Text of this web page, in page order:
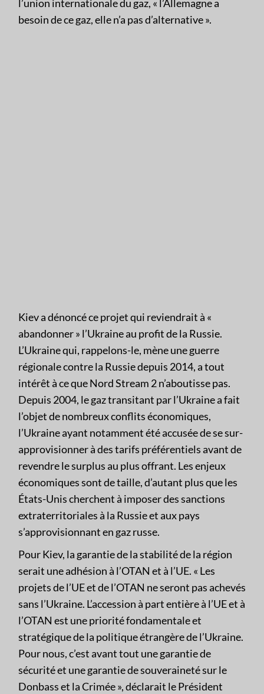
l’union internationale du gaz, « l’Allemagne a
besoin de ce gaz, elle n’a pas d’alternative ».
Kiev a dénoncé ce projet qui reviendrait à «
abandonner » l’Ukraine au profit de la Russie.
L’Ukraine qui, rappelons-le, mène une guerre
régionale contre la Russie depuis 2014, a tout
intérêt à ce que Nord Stream 2 n’aboutisse pas.
Depuis 2004, le gaz transitant par l’Ukraine a fait
l’objet de nombreux conflits économiques,
l’Ukraine ayant notamment été accusée de se sur-
approvisionner à des tarifs préférentiels avant de
revendre le surplus au plus offrant. Les enjeux
économiques sont de taille, d’autant plus que les
États-Unis cherchent à imposer des sanctions
extraterritoriales à la Russie et aux pays
s’approvisionnant en gaz russe.
Pour Kiev, la garantie de la stabilité de la région
serait une adhésion à l’OTAN et à l’UE. « Les
projets de l’UE et de l’OTAN ne seront pas achevés
sans l’Ukraine. L’accession à part entière à l’UE et à
l’OTAN est une priorité fondamentale et
stratégique de la politique étrangère de l’Ukraine.
Pour nous, c’est avant tout une garantie de
sécurité et une garantie de souveraineté sur le
Donbass et la Crimée », déclarait le Président